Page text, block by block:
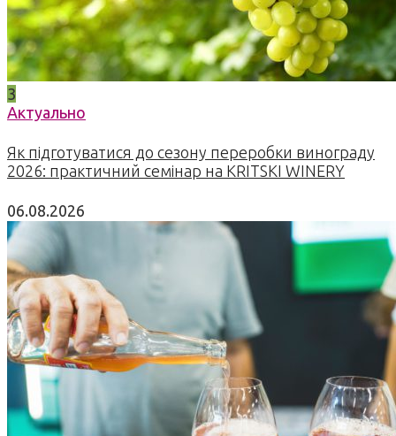
3
Актуально
Як підготуватися до сезону переробки винограду
2026: практичний семінар на KRITSKI WINERY
06.08.2026